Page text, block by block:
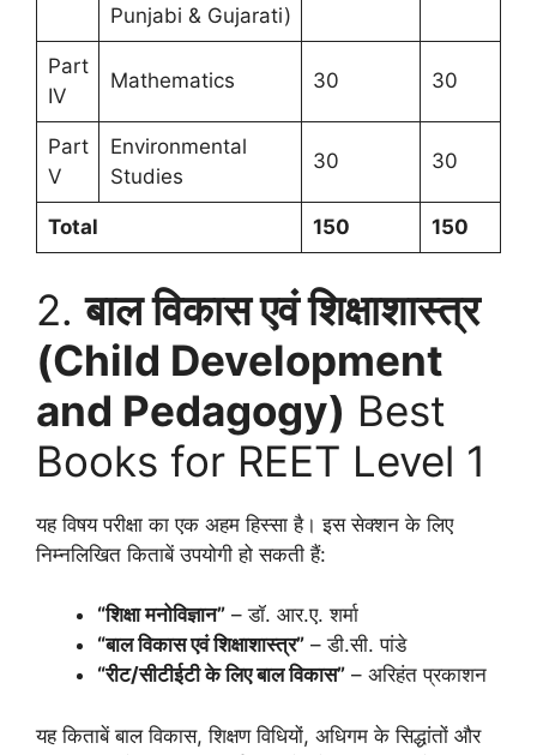
Punjabi & Gujarati)
Part
IV
Mathematics 30 30
Part
V
Environmental
Studies
30 30
Total 150 150
2.बाल विकास एवं शिक्षाशास्त्र
(Child Development
and Pedagogy) Best
Books for REET Level 1
यह विषय परीक्षा का एक अहम हिस्सा है। इस सेक्शन के लिए
निम्नलिखित किताबें उपयोगी हो सकती हैं:
“शिक्षा मनोविज्ञान” – डॉ. आर.ए. शर्मा
“बाल विकास एवं शिक्षाशास्त्र” – डी.सी. पांडे
“रीट/सीटीईटी के लिए बाल विकास” – अरिहंत प्रकाशन
यह किताबें बाल विकास, शिक्षण विधियों, अधिगम के सिद्धांतों और